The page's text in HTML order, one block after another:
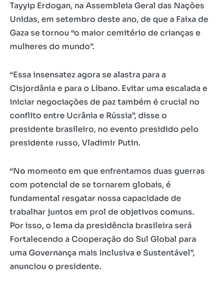
Tayyip Erdogan, na Assembleia Geral das Nações
Unidas, em setembro deste ano, de que a Faixa de
Gaza se tornou “o maior cemitério de crianças e
mulheres do mundo”.
“Essa insensatez agora se alastra para a
Cisjordânia e para o Líbano. Evitar uma escalada e
iniciar negociações de paz também é crucial no
conflito entre Ucrânia e Rússia”, disse o
presidente brasileiro, no evento presidido pelo
presidente russo, Vladimir Putin.
“No momento em que enfrentamos duas guerras
com potencial de se tornarem globais, é
fundamental resgatar nossa capacidade de
trabalhar juntos em prol de objetivos comuns.
Por isso, o lema da presidência brasileira será
Fortalecendo a Cooperação do Sul Global para
uma Governança mais Inclusiva e Sustentável”,
anunciou o presidente.